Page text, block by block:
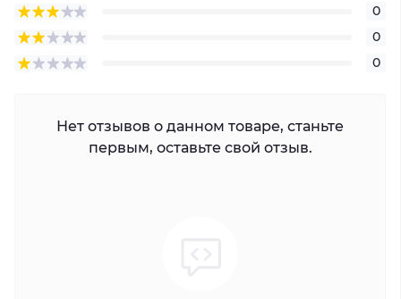
0
0
0
Нет отзывов о данном товаре, станьте
первым, оставьте свой отзыв.